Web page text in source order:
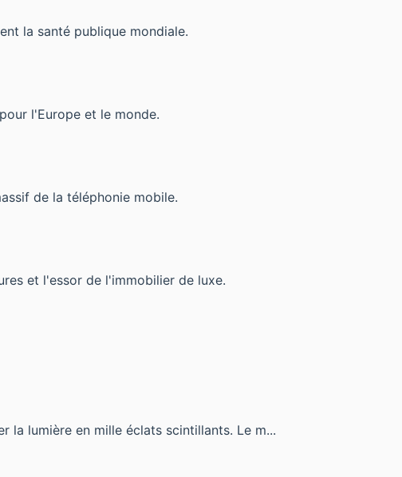
la santé publique mondiale.
l'Europe et le monde.
de la téléphonie mobile.
et l'essor de l'immobilier de luxe.
la lumière en mille éclats scintillants. Le m...